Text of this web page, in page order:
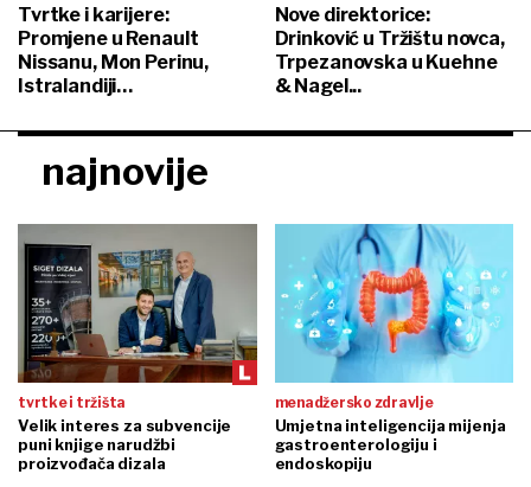
Tvrtke i karijere:
Promjene u Renault
Nissanu, Mon Perinu,
Istralandiji…
Nove direktorice:
Drinković u Tržištu novca,
Trpezanovska u Kuehne
& Nagel...
najnovije
tvrtke i tržišta
Velik interes za subvencije
puni knjige narudžbi
proizvođača dizala
menadžersko zdravlje
Umjetna inteligencija mijenja
gastroenterologiju i
endoskopiju